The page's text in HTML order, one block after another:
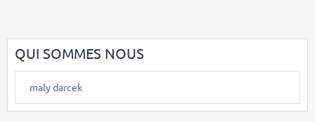
QUI SOMMES NOUS
maly darcek